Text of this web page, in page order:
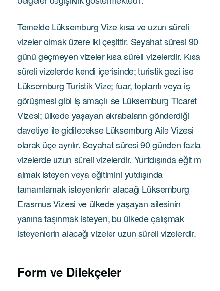
Temelde Lüksemburg Vize kısa ve uzun süreli
vizeler olmak üzere iki çeşittir. Seyahat süresi 90
günü geçmeyen vizeler kısa süreli vizelerdir. Kısa
süreli vizelerde kendi içerisinde; turistik gezi ise
Lüksemburg Turistik Vize; fuar, toplantı veya iş
görüşmesi gibi iş amaçlı ise Lüksemburg Ticaret
Vizesi; ülkede yaşayan akrabaların gönderdiği
davetiye ile gidilecekse Lüksemburg Aile Vizesi
olarak üçe ayrılır. Seyahat süresi 90 günden fazla
vizelerde uzun süreli vizelerdir. Yurtdışında eğitim
almak isteyen veya eğitimini yutdışında
tamamlamak isteyenlerin alacağı Lüksemburg
Erasmus Vizesi ve ülkede yaşayan ailesinin
yanına taşınmak isteyen, bu ülkede çalışmak
isteyenlerin alacağı vizeler uzun süreli vizelerdir.
Form ve Dilekçeler